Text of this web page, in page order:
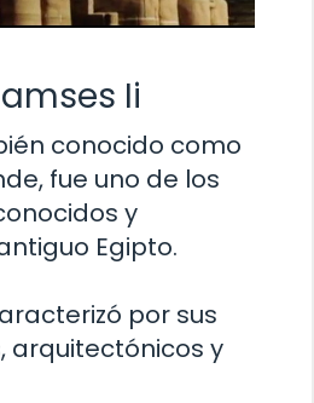
Ii
conocido como
fue uno de los
y
Egipto.
por sus
arquitectónicos y